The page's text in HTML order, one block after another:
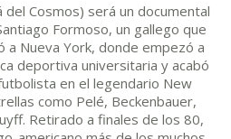
del Cosmos) será un documental
Formoso, un gallego que
a Nueva York, donde empezó a
deportiva universitaria y acabó
en el legendario New
como Pelé, Beckenbauer,
Retirado a finales de los 80,